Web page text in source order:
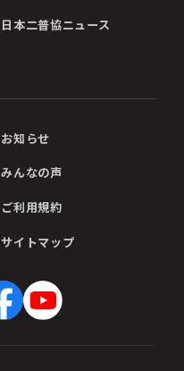
日本二普協ニュース
お知らせ
みんなの声
ご利用規約
サイトマップ